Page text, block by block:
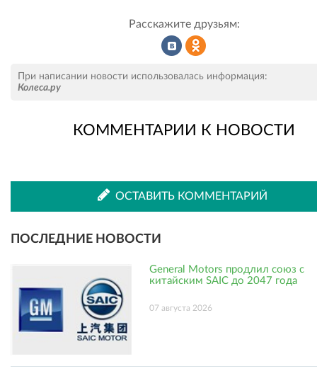
Расскажите друзьям:
во
ВКонтакте
Одноклассниках
При написании новости использовалась информация:
Колеса.ру
КОММЕНТАРИИ К НОВОСТИ
ОСТАВИТЬ КОММЕНТАРИЙ
ПОСЛЕДНИЕ НОВОСТИ
General Motors продлил союз с
китайским SAIC до 2047 года
07 августа 2026